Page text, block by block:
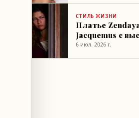
СТИЛЬ ЖИЗНИ
Платье
Jacquemus с
разрезом и
6 июл. 2026 г.